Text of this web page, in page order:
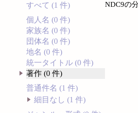
すべて (1 件)
個人名 (0 件)
家族名 (0 件)
団体名 (0 件)
地名 (0 件)
統一タイトル (0 件)
著作 (0 件)
普通件名 (1 件)
細目なし (1 件)
NDC9の